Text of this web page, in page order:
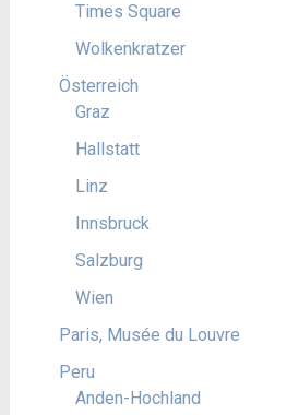
Times Square
Wolkenkratzer
Österreich
Graz
Hallstatt
Linz
Innsbruck
Salzburg
Wien
Paris, Musée du Louvre
Peru
Anden-Hochland